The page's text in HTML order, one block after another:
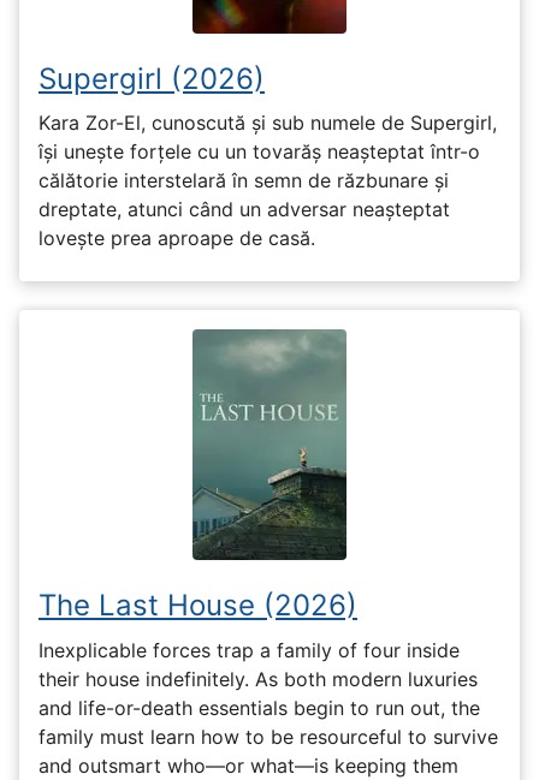
Supergirl (2026)
Kara Zor-El, cunoscută și sub numele de Supergirl,
își unește forțele cu un tovarăș neașteptat într-o
călătorie interstelară în semn de răzbunare și
dreptate, atunci când un adversar neașteptat
lovește prea aproape de casă.
The Last House (2026)
Inexplicable forces trap a family of four inside
their house indefinitely. As both modern luxuries
and life-or-death essentials begin to run out, the
family must learn how to be resourceful to survive
and outsmart who—or what—is keeping them